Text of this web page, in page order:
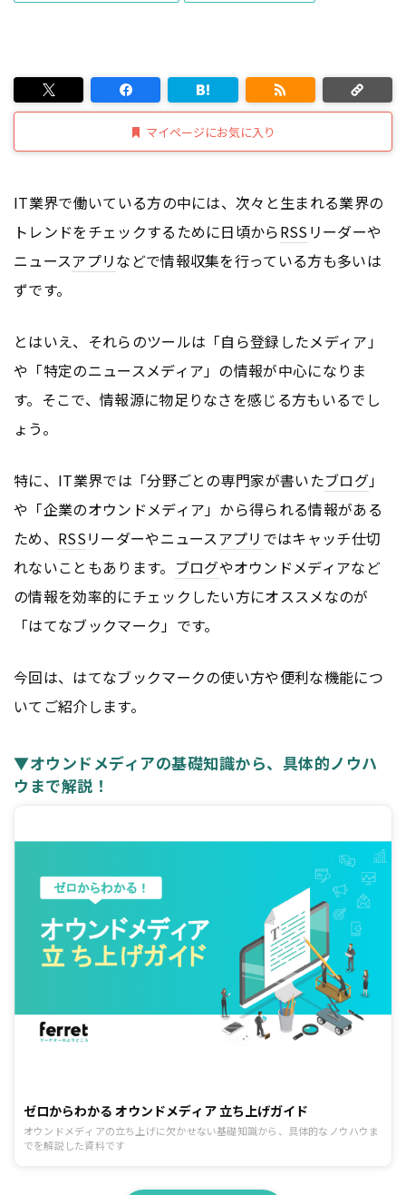
マイページにお気に入り
IT業界で働いている方の中には、次々と生まれる業界の
トレンドをチェックするために日頃からRSSリーダーや
ニュースアプリなどで情報収集を行っている方も多いは
ずです。
とはいえ、それらのツールは「自ら登録したメディア」
や「特定のニュースメディア」の情報が中心になりま
す。そこで、情報源に物足りなさを感じる方もいるでし
ょう。
特に、IT業界では「分野ごとの専門家が書いたブログ」
や「企業のオウンドメディア」から得られる情報がある
ため、 RSSリーダーやニュースアプリ ではキャッチ仕切
れないこともあります。 ブログやオウンドメディアなど
の情報を効率的にチェックしたい方にオススメなのが
「はてなブックマーク」です。
今回は、はてなブックマークの使い方や便利な機能につ
いてご紹介します。
▼オウンドメディアの基礎知識から、具体的ノウハ
ウまで解説！
ゼロからわかる オウンドメディア 立ち上げガイド
オウンドメディアの立ち上げに欠かせない基礎知識から、具体的なノウハウま
でを解説した資料です